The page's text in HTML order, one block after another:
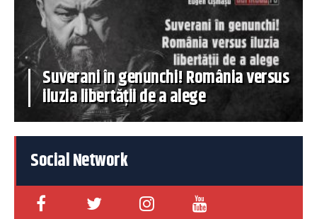
Suverani în genunchi! România versus
iluzia libertății de a alege
Social Network